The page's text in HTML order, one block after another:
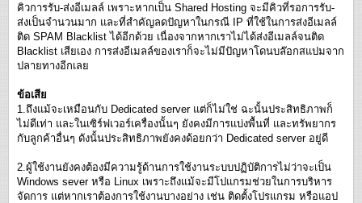
คิวการรับ-ส่งอีเมลล์ เพราะหากเป็น Shared Hosting จะมีคิวที่รอการรับ-
ส่งเป็นจำนวนมาก และที่สำคัญลดปัญหาในกรณี IP ที่ใช้ในการส่งอีเมลล์
ติด SPAM Blacklist ได้อีกด้วย เนื่องจากหากเราไม่ได้ส่งอีเมลล์จนติด
Blacklist เสียเอง การส่งอีเมลล์ของเราก็จะไม่มีปัญหาโดนบล๊อกสแปมจาก
ปลายทางอีกเลย
ข้อเสีย
1.ถึงแม้จะเหมือนกับ Dedicated server แต่ก็ไม่ใช่ ฉะนั้นประสิทธิภาพก็
ไม่ดีเท่า และในเซิร์ฟเวอร์เครื่องนั้นๆ ยังคงมีการแบ่งพื้นที่ และทรัพยากร
กับลูกค้าอื่นๆ ดังนั้นประสิทธิภาพยังคงด้อยกว่า Dedicated server อยู่ดี
2.ผู้ใช้งานยังคงต้องมีความรู้ด้านการใช้งานระบบปฏิบัติการไม่ว่าจะเป็น
Windows sever หรือ Linux เพราะถึงแม้จะมีโปแกรมช่วยในการบริหาร
จัดการ แต่หากเราต้องการใช้งานบางอย่าง เช่น ติดตั้งโปรแกรม หรือแอป